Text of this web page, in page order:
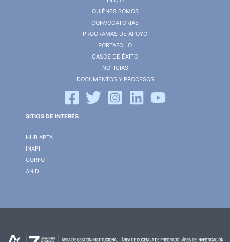
QUIÉNES SOMOS
CONVOCATORIAS
PROGRAMAS DE APOYO
PORTAFOLIO
CASOS DE ÉXITO
NOTICIAS
DOCUMENTOS Y PROCESOS
SITIOS DE INTERÉS
HUB APTA
INAPI
CORFO
ANID